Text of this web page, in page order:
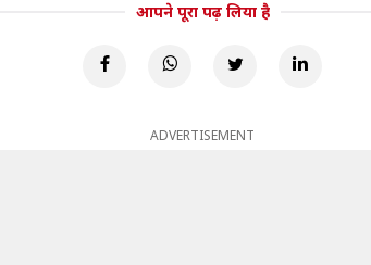
आपने पूरा पढ़ लिया है
ADVERTISEMENT